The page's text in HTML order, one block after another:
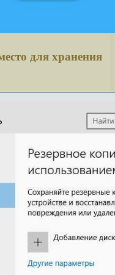
для хранения